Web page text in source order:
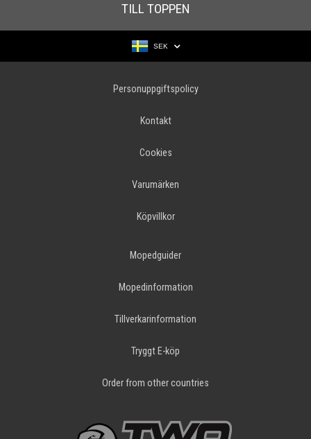
TILL TOPPEN
SEK
Personuppgiftspolicy
Kontakt
Cookies
Varumärken
Köpvillkor
Mopedguider
Mopedinformation
Tillverkarinformation
Tryggt E-köp
Order from other countries